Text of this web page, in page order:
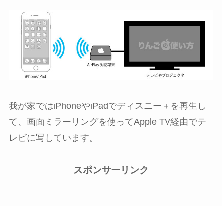
我が家ではiPhoneやiPadでディスニー＋を再生し
て、画面ミラーリングを使ってApple TV経由でテ
レビに写しています。
スポンサーリンク